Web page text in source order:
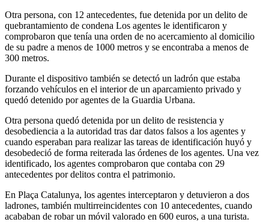
Otra persona, con 12 antecedentes, fue detenida por un delito de
quebrantamiento de condena Los agentes le identificaron y
comprobaron que tenía una orden de no acercamiento al domicilio
de su padre a menos de 1000 metros y se encontraba a menos de
300 metros.
Durante el dispositivo también se detectó un ladrón que estaba
forzando vehículos en el interior de un aparcamiento privado y
quedó detenido por agentes de la Guardia Urbana.
Otra persona quedó detenida por un delito de resistencia y
desobediencia a la autoridad tras dar datos falsos a los agentes y
cuando esperaban para realizar las tareas de identificación huyó y
desobedeció de forma reiterada las órdenes de los agentes. Una vez
identificado, los agentes comprobaron que contaba con 29
antecedentes por delitos contra el patrimonio.
En Plaça Catalunya, los agentes interceptaron y detuvieron a dos
ladrones, también multirreincidentes con 10 antecedentes, cuando
acababan de robar un móvil valorado en 600 euros, a una turista.